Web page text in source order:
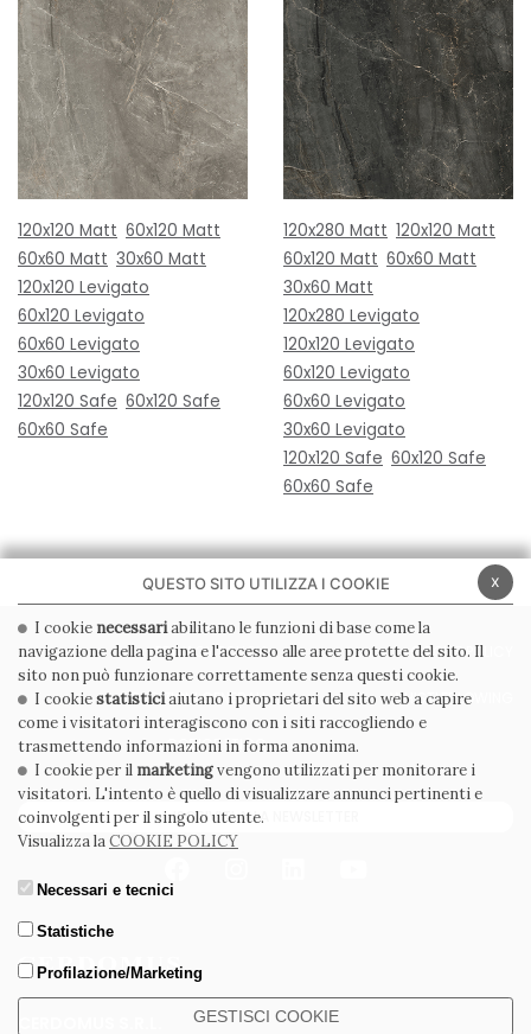
120x120 Matt 60x120 Matt
60x60 Matt 30x60 Matt
120x120 Levigato
60x120 Levigato
60x60 Levigato
30x60 Levigato
120x120 Safe 60x120 Safe
60x60 Safe
120x280 Matt 120x120 Matt
60x120 Matt 60x60 Matt
30x60 Matt
120x280 Levigato
120x120 Levigato
60x120 Levigato
60x60 Levigato
30x60 Levigato
120x120 Safe 60x120 Safe
60x60 Safe
PRIVACY POLICY COOKIE POLICY
CONDIZIONI GENERALI WHISTLEBLOWING
CODICE ETICO
ISCRIVITI ALLA NEWSLETTER
x
QUESTO SITO UTILIZZA I COOKIE
I cookie necessariabilitano le funzioni di base come la
navigazione della pagina e l'accesso alle aree protette del sito. Il
sito non può funzionare correttamente senza questi cookie.
I cookiestatisticiaiutano i proprietari del sito web a capire
come i visitatori interagiscono con i siti raccogliendo e
trasmettendo informazioni in forma anonima.
I cookie per il marketingvengono utilizzati per monitorare i
visitatori. L'intento è quello di visualizzare annunci pertinenti e
coinvolgenti per il singolo utente.
Visualizza laCOOKIE POLICY
Necessari e tecnici
Statistiche
Profilazione/Marketing
GESTISCI COOKIE